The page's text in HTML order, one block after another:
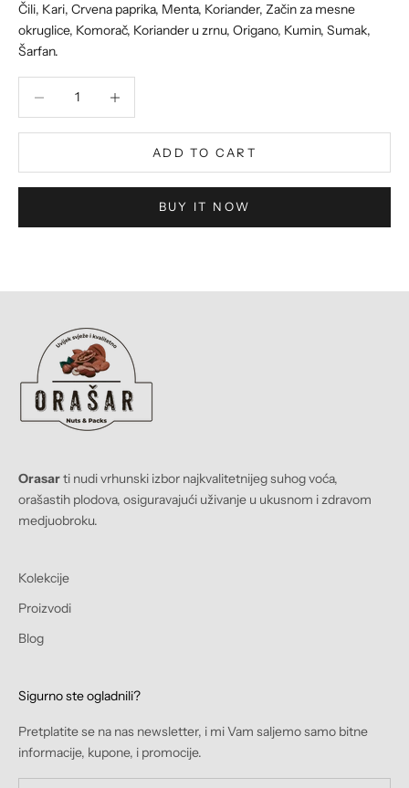
Čili, Kari, Crvena paprika, Menta, Koriander, Začin za mesne
okruglice, Komorač, Koriander u zrnu, Origano, Kumin, Sumak,
Šarfan.
ADD TO CART
BUY IT NOW
Orasarti nudi vrhunski izbor najkvalitetnijeg suhog voća,
orašastih plodova, osiguravajući uživanje u ukusnom i zdravom
medjuobroku.
Kolekcije
Proizvodi
Blog
Sigurno ste ogladnili?
Pretplatite se na nas newsletter, i mi Vam saljemo samo bitne
informacije, kupone, i promocije.